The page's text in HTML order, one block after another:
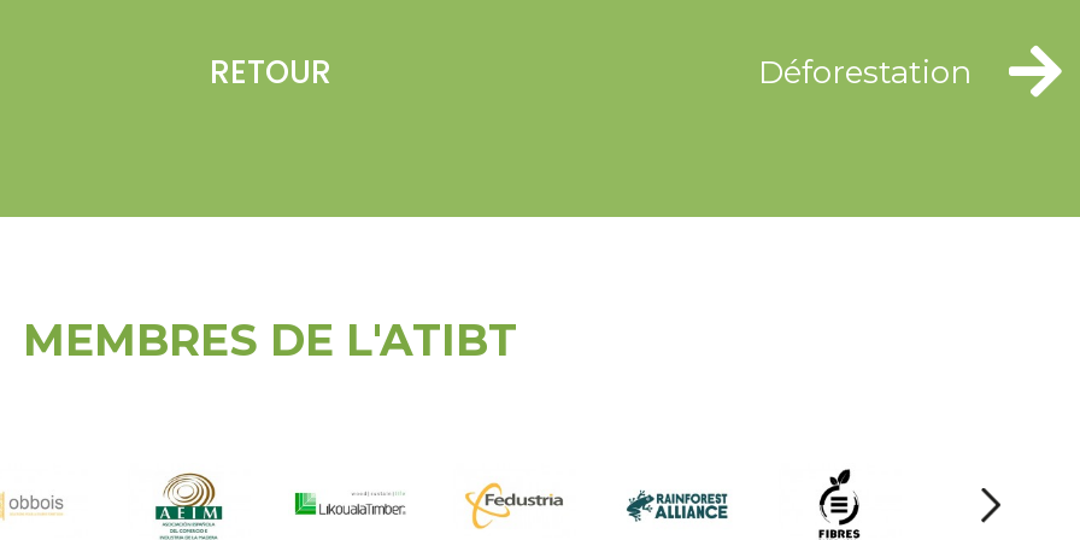
RETOUR Déforestation
MEMBRES DE L'ATIBT